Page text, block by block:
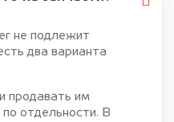
не подлежит
два варианта
продавать им
отдельности. В